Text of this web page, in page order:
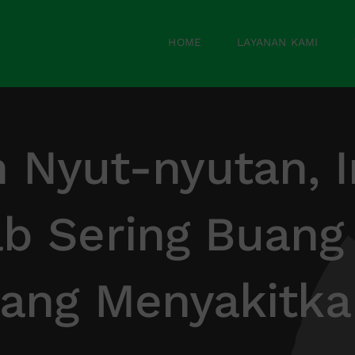
HOME LAYANAN KAMI
Nyut-nyutan,
Sering